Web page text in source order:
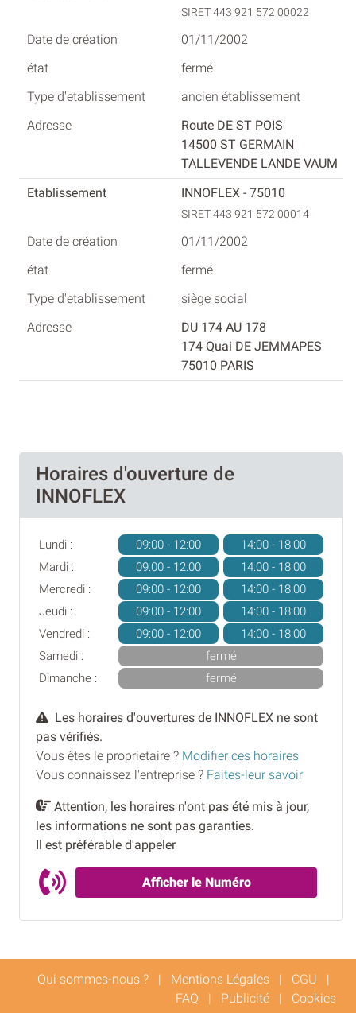
SIRET 443 921 572 00022
01/11/2002
fermé
ancien établissement
Route DE ST POIS
14500 ST GERMAIN
TALLEVENDE LANDE VAUM
INNOFLEX - 75010
SIRET 443 921 572 00014
01/11/2002
fermé
siège social
DU 174 AU 178
174 Quai DE JEMMAPES
75010 PARIS
Horaires d'ouverture de
INNOFLEX
Lundi : 09:00 - 12:00
14:00 - 18:00
Mardi :
09:00 - 12:00
14:00 - 18:00
Mercredi :
09:00 - 12:00
14:00 - 18:00
Jeudi :
09:00 - 12:00
14:00 - 18:00
Vendredi :
09:00 - 12:00
14:00 - 18:00
Samedi :
fermé
Dimanche :
fermé
Les horaires d'ouvertures de INNOFLEX ne sont
pas vérifiés.
Vous êtes le proprietaire ? Modifier ces horaires
Vous connaissez l'entreprise ? Faites-leur savoir
Attention, les horaires n'ont pas été mis à jour,
les informations ne sont pas garanties.
Il est préférable d'appeler
Afficher le Numéro
Qui sommes-nous ? | Mentions Légales | CGU |
FAQ | Publicité | Cookies